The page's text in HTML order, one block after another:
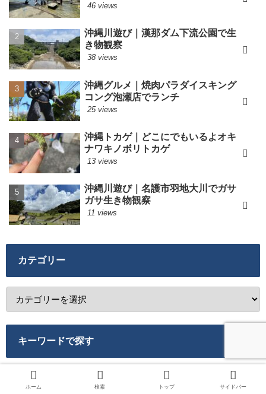
46 views
沖縄川遊び｜漢那ダム下流公園で生
き物観察
38 views
沖縄グルメ｜焼肉パラダイスキング
コング泡瀬店でランチ
25 views
沖縄トカゲ｜どこにでもいるよオキ
ナワキノボリトカゲ
13 views
沖縄川遊び｜名護市羽地大川でガサ
ガサ生き物観察
11 views
カテゴリー
キーワードで探す
観光
ホーム 検索 トップ サイドバー